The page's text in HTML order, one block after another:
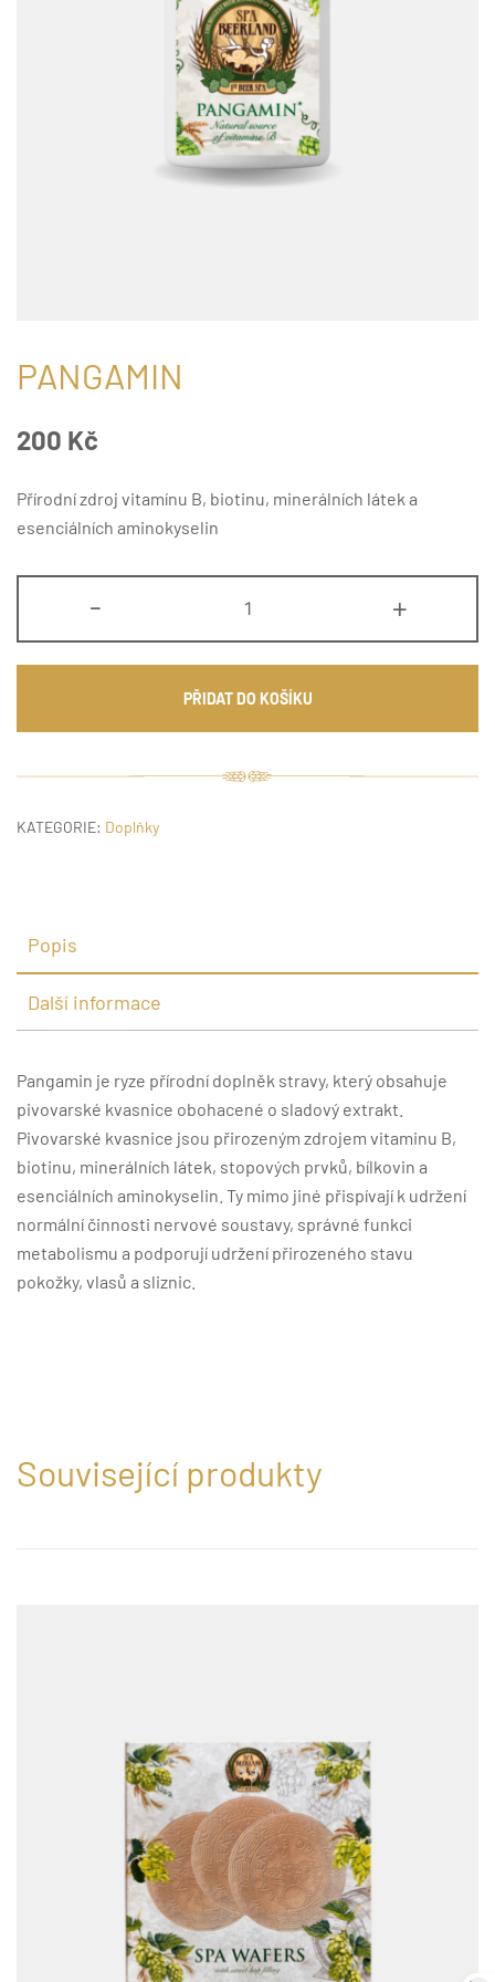
PANGAMIN
200 Kč
Přírodní zdroj vitamínu B, biotinu, minerálních látek a
esenciálních aminokyselin
-
množství
+
PŘIDAT DO KOŠÍKU
KATEGORIE: Doplňky
Popis
Další informace
Pangamin je ryze přírodní doplněk stravy, který obsahuje
pivovarské kvasnice obohacené o sladový extrakt.
Pivovarské kvasnice jsou přirozeným zdrojem vitaminu B,
biotinu, minerálních látek, stopových prvků, bílkovin a
esenciálních aminokyselin. Ty mimo jiné přispívají k udržení
normální činnosti nervové soustavy, správné funkci
metabolismu a podporují udržení přirozeného stavu
pokožky, vlasů a sliznic.
Související produkty